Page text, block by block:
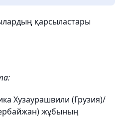
қарсыластары
Хузаурашвили (Грузия)/
жұбының